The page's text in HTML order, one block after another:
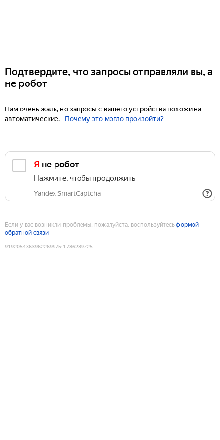
Подтвердите, что запросы отправляли вы, а
не робот
Нам очень жаль, но запросы с вашего устройства похожи на
автоматические.
Почему это могло произойти?
Я не робот
Нажмите, чтобы продолжить
Yandex SmartCaptcha
Если у вас возникли проблемы, пожалуйста, воспользуйтесьформой
обратной связи
9192054363962269975:1786239725